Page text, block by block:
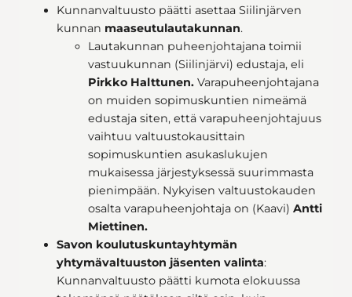
Kunnanvaltuusto päätti asettaa Siilinjärven
kunnan maaseutulautakunnan.
Lautakunnan puheenjohtajana toimii
vastuukunnan (Siilinjärvi) edustaja, eli
Pirkko Halttunen. Varapuheenjohtajana
on muiden sopimuskuntien nimeämä
edustaja siten, että varapuheenjohtajuus
vaihtuu valtuustokausittain
sopimuskuntien asukaslukujen
mukaisessa järjestyksessä suurimmasta
pienimpään. Nykyisen valtuustokauden
osalta varapuheenjohtaja on (Kaavi) Antti
Miettinen.
Savon koulutuskuntayhtymän
yhtymävaltuuston jäsenten valinta:
Kunnanvaltuusto päätti kumota elokuussa